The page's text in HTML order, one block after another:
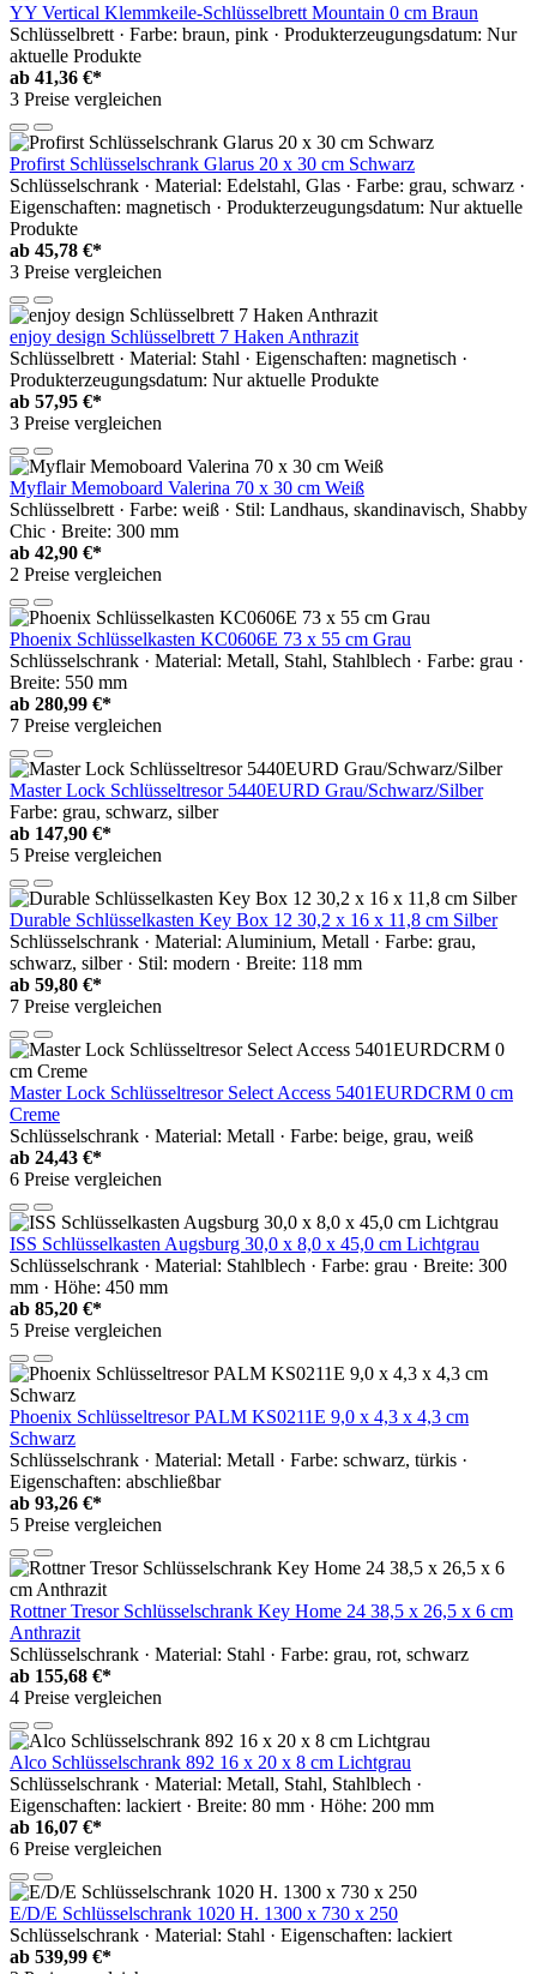
YY Vertical Klemmkeile-Schlüsselbrett Mountain 0 cm Braun
Schlüsselbrett · Farbe: braun, pink · Produkterzeugungsdatum: Nur
aktuelle Produkte
ab 41,36 €*
3 Preise vergleichen
Profirst Schlüsselschrank Glarus 20 x 30 cm Schwarz
Schlüsselschrank · Material: Edelstahl, Glas · Farbe: grau, schwarz ·
Eigenschaften: magnetisch · Produkterzeugungsdatum: Nur aktuelle
Produkte
ab 45,78 €*
3 Preise vergleichen
enjoy design Schlüsselbrett 7 Haken Anthrazit
Schlüsselbrett · Material: Stahl · Eigenschaften: magnetisch ·
Produkterzeugungsdatum: Nur aktuelle Produkte
ab 57,95 €*
3 Preise vergleichen
Myflair Memoboard Valerina 70 x 30 cm Weiß
Schlüsselbrett · Farbe: weiß · Stil: Landhaus, skandinavisch, Shabby
Chic · Breite: 300 mm
ab 42,90 €*
2 Preise vergleichen
Phoenix Schlüsselkasten KC0606E 73 x 55 cm Grau
Schlüsselschrank · Material: Metall, Stahl, Stahlblech · Farbe: grau ·
Breite: 550 mm
ab 280,99 €*
7 Preise vergleichen
Master Lock Schlüsseltresor 5440EURD Grau/Schwarz/Silber
Farbe: grau, schwarz, silber
ab 147,90 €*
5 Preise vergleichen
Durable Schlüsselkasten Key Box 12 30,2 x 16 x 11,8 cm Silber
Schlüsselschrank · Material: Aluminium, Metall · Farbe: grau,
schwarz, silber · Stil: modern · Breite: 118 mm
ab 59,80 €*
7 Preise vergleichen
Master Lock Schlüsseltresor Select Access 5401EURDCRM 0 cm
Creme
Schlüsselschrank · Material: Metall · Farbe: beige, grau, weiß
ab 24,43 €*
6 Preise vergleichen
ISS Schlüsselkasten Augsburg 30,0 x 8,0 x 45,0 cm Lichtgrau
Schlüsselschrank · Material: Stahlblech · Farbe: grau · Breite: 300
mm · Höhe: 450 mm
ab 85,20 €*
5 Preise vergleichen
Phoenix Schlüsseltresor PALM KS0211E 9,0 x 4,3 x 4,3 cm
Schwarz
Schlüsselschrank · Material: Metall · Farbe: schwarz, türkis ·
Eigenschaften: abschließbar
ab 93,26 €*
5 Preise vergleichen
Rottner Tresor Schlüsselschrank Key Home 24 38,5 x 26,5 x 6 cm
Anthrazit
Schlüsselschrank · Material: Stahl · Farbe: grau, rot, schwarz
ab 155,68 €*
4 Preise vergleichen
Alco Schlüsselschrank 892 16 x 20 x 8 cm Lichtgrau
Schlüsselschrank · Material: Metall, Stahl, Stahlblech ·
Eigenschaften: lackiert · Breite: 80 mm · Höhe: 200 mm
ab 16,07 €*
6 Preise vergleichen
E/D/E Schlüsselschrank 1020 H. 1300 x 730 x 250
Schlüsselschrank · Material: Stahl · Eigenschaften: lackiert
ab 539,99 €*